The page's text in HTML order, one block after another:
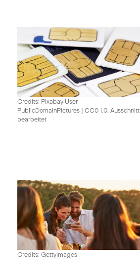
Credits: Pixabay User
PublicDomainPictures | CC0 1.0, Ausschnitt
bearbeitet
Credits: Gettyimages